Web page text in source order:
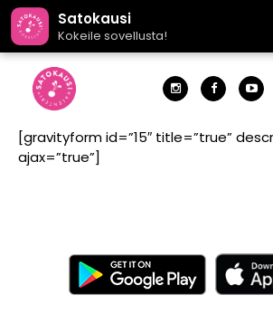
Satokausi
Kokeile sovellusta!
[gravityform id=”15″ title=”true”
ajax=”true”]